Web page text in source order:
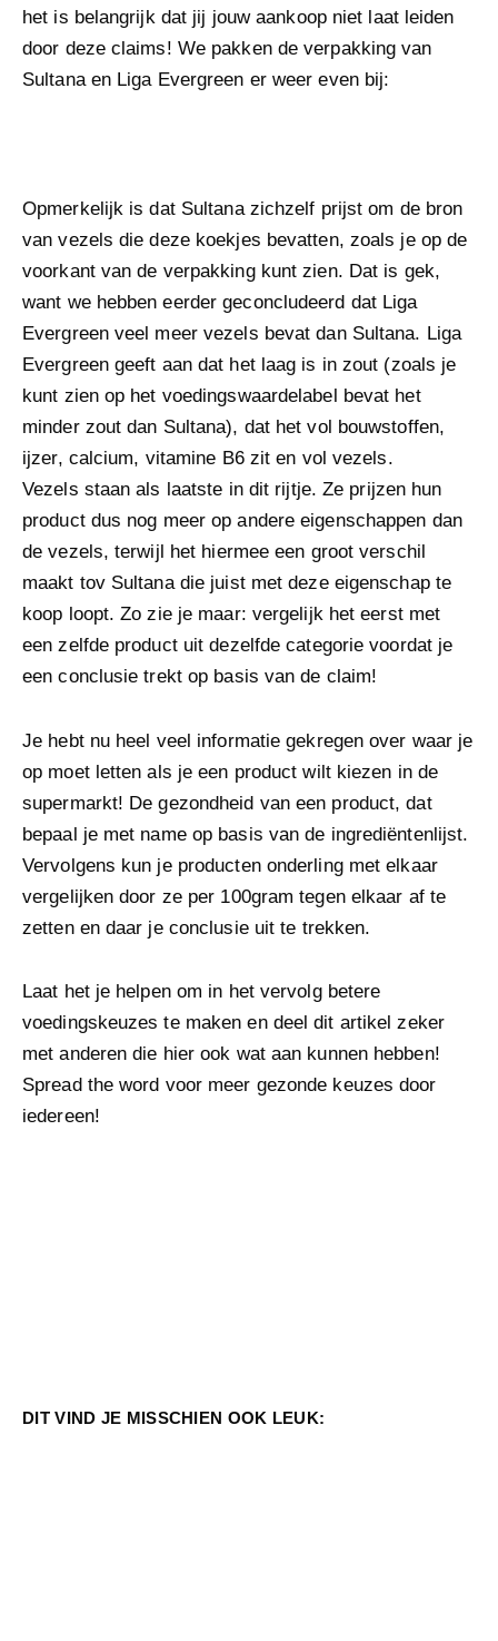
het is belangrijk dat jij jouw aankoop niet laat leiden
door deze claims! We pakken de verpakking van
Sultana en Liga Evergreen er weer even bij:
Opmerkelijk is dat Sultana zichzelf prijst om de bron
van vezels die deze koekjes bevatten, zoals je op de
voorkant van de verpakking kunt zien. Dat is gek,
want we hebben eerder geconcludeerd dat Liga
Evergreen veel meer vezels bevat dan Sultana. Liga
Evergreen geeft aan dat het laag is in zout (zoals je
kunt zien op het voedingswaardelabel bevat het
minder zout dan Sultana), dat het vol bouwstoffen,
ijzer, calcium, vitamine B6 zit en vol vezels.
Vezels staan als laatste in dit rijtje. Ze prijzen hun
product dus nog meer op andere eigenschappen dan
de vezels, terwijl het hiermee een groot verschil
maakt tov Sultana die juist met deze eigenschap te
koop loopt. Zo zie je maar: vergelijk het eerst met
een zelfde product uit dezelfde categorie voordat je
een conclusie trekt op basis van de claim!
Je hebt nu heel veel informatie gekregen over waar je
op moet letten als je een product wilt kiezen in de
supermarkt! De gezondheid van een product, dat
bepaal je met name op basis van de ingrediëntenlijst.
Vervolgens kun je producten onderling met elkaar
vergelijken door ze per 100gram tegen elkaar af te
zetten en daar je conclusie uit te trekken.
Laat het je helpen om in het vervolg betere
voedingskeuzes te maken en deel dit artikel zeker
met anderen die hier ook wat aan kunnen hebben!
Spread the word voor meer gezonde keuzes door
iedereen!
DIT VIND JE MISSCHIEN OOK LEUK: